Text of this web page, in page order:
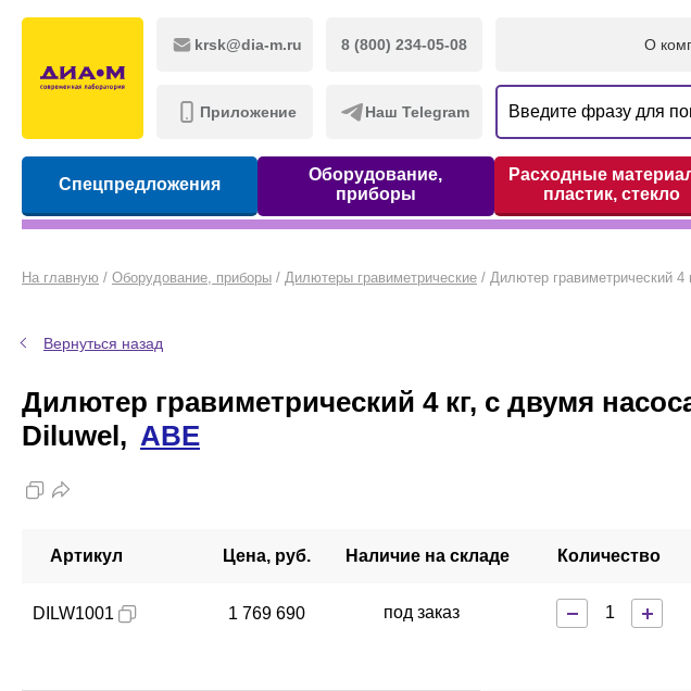
krsk@dia-m.ru 8 (800) 234-05-08
Приложение Наш Telegram
О
Спецпредложения
Оборудование,
приборы
Расходные
пластик, стекло
На главную / Оборудование, приборы / Дилютеры гравиметрические / Дилютeр гравиметрический
Вернуться назад
Дилютeр гравиметрический 4 кг, с двумя
Diluwel, ABE
Артикул Цена, руб. Наличие на складе Количество
DILW1001 1 769 690 под заказ